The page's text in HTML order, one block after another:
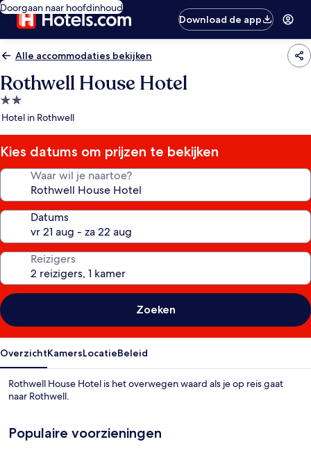
Doorgaan naar hoofdinhoud
Download de app
Alle accommodaties bekijken
Rothwell House Hotel
2.0-
sterrenaccommodatie
Hotel in Rothwell
Kies datums om prijzen te bekijken
Waar wil je naartoe?
Datums
Reizigers
Zoeken
OverzichtKamersLocatieBeleid
Rothwell House Hotel is het overwegen waard als je op reis gaat
naar Rothwell.
Populaire voorzieningen